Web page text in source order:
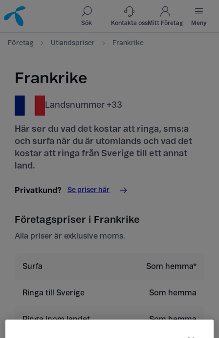
Till innehåll
Till sök
Sök Kontakta ossMitt Företag Meny
Företag Utlandspriser Frankrike
Frankrike
Landsnummer +33
Här ser du vad det kostar att ringa, sms:a
och surfa när du är utomlands och vad det
kostar att ringa från Sverige till ett annat
land.
Privatkund? Se priser här
Företagspriser i Frankrike
Alla priser är exklusive moms.
Surfa Som hemma*
Ringa till Sverige Som hemma
Ringa inom landet Som hemma